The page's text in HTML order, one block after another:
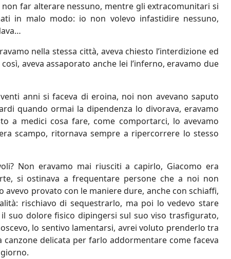
far alterare nessuno, mentre gli extracomunitari si
in malo modo: io non volevo infastidire nessuno,
nella stessa città, aveva chiesto l’interdizione ed
aveva assaporato anche lei l’inferno, eravamo due
anni si faceva di eroina, noi non avevano saputo
quando ormai la dipendenza lo divorava, eravamo
a medici cosa fare, come comportarci, lo avevamo
scampo, ritornava sempre a ripercorrere lo stesso
Non eravamo mai riusciti a capirlo, Giacomo era
si ostinava a frequentare persone che a noi non
avevo provato con le maniere dure, anche con schiaffi,
rischiavo di sequestrarlo, ma poi lo vedevo stare
il suo dolore fisico dipingersi sul suo viso trasfigurato,
lo sentivo lamentarsi, avrei voluto prenderlo tra
canzone delicata per farlo addormentare come faceva